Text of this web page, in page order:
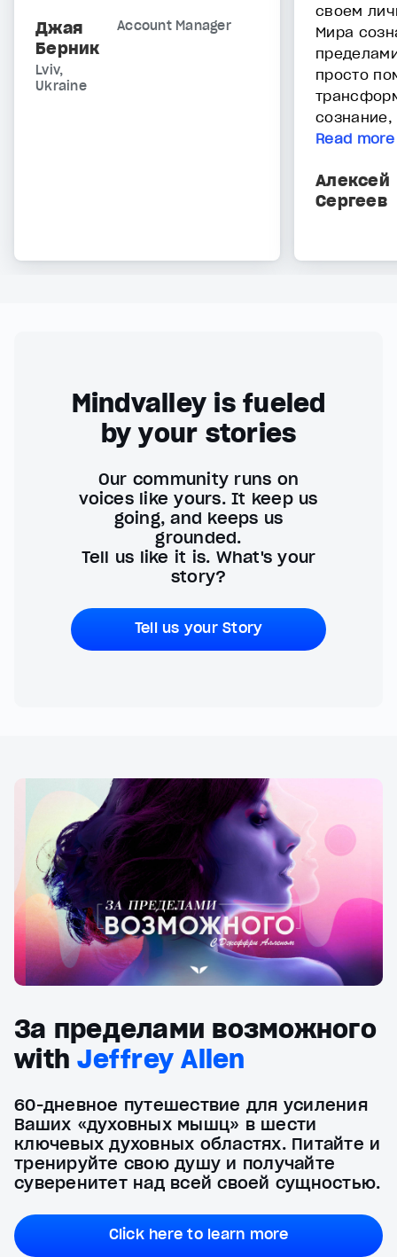
Джая
Берник
Account Manager
Lviv,
Ukraine
своем
Мира
просто
сознание,
Read more
Алексей
Сергеев
Mindvalley is fueled
by your stories
Our community runs on
voices like yours. It keep us
going, and keeps us
grounded.
Tell us like it is. What's your
story?
Tell us your Story
За пределами возможного
withJeffrey Allen
60-дневное путешествие для усиления
Ваших «духовных мышц» в шести
ключевых духовных областях. Питайте и
тренируйте свою душу и получайте
суверенитет над всей своей сущностью.
Click here to learn more